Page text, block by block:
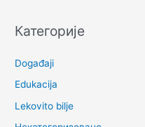
Категорије
Događaji
Edukacija
Lekovito bilje